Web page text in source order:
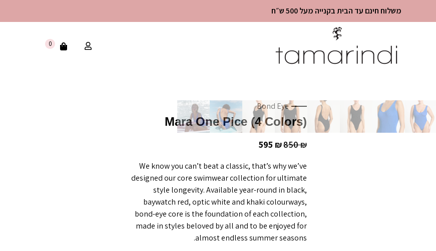
משלוח חינם עד הבית בקנייה מעל 500 ש״ח
0
Bond Eye
Mara One Pice (4 Colors)
850₪
595 ₪
We know you can’t beat a classic, that’s why we’ve
designed our core swimwear collection for ultimate
style longevity. Available year-round in black,
baywatch red, optic white and khaki colourways,
bond-eye core is the foundation of each collection,
made in styles beloved by all and to be enjoyed for
almost endless summer seasons.